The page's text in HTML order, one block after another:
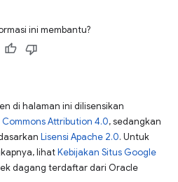
ini membantu?
di halaman ini dilisensikan
Attribution 4.0, sedangkan
Lisensi Apache 2.0. Untuk
lihatKebijakan Situs Google
dagang terdaftar dari Oracle